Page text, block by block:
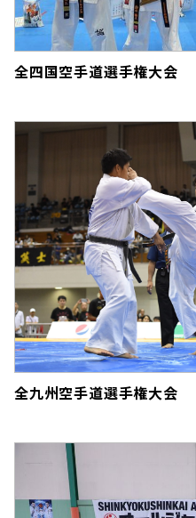
全四国空手道選手権大会
全九州空手道選手権大会